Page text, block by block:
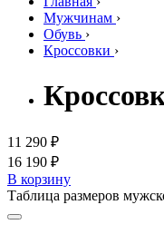
Мужчинам ›
Обувь ›
Кроссовки ›
11 290 ₽
16 190 ₽
В корзину
Таблица размеров